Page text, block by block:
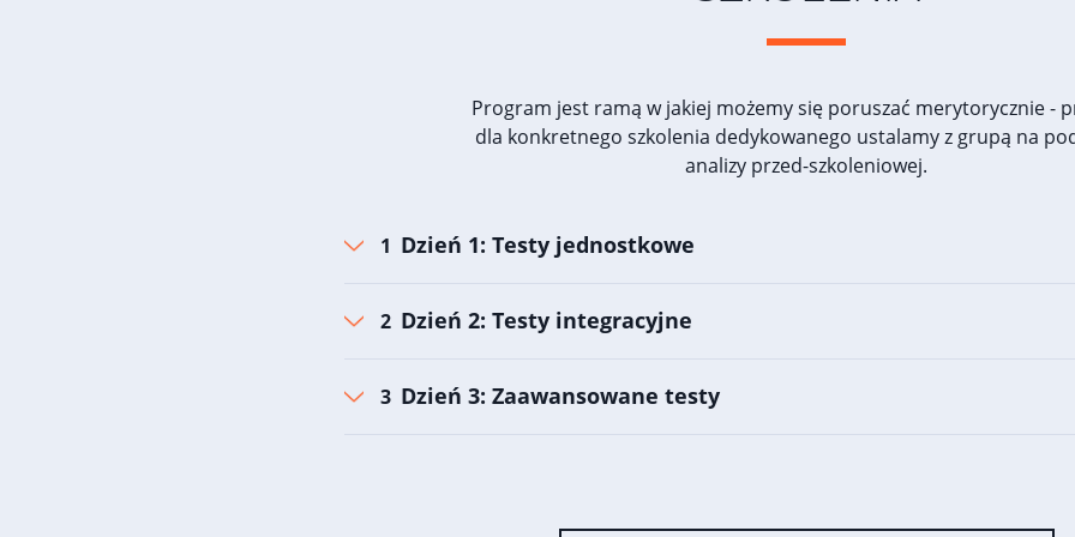
Program jest ramą w jakiej możemy się poruszać merytorycznie -
dla konkretnego szkolenia dedykowanego ustalamy z grupą na
analizy przed-szkoleniowej.
Dzień 1: Testy jednostkowe
Dzień 2: Testy integracyjne
Dzień 3: Zaawansowane testy